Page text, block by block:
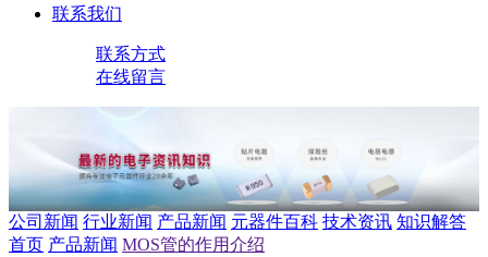
联系我们
联系方式
在线留言
公司新闻 行业新闻 产品新闻 元器件百科 技术资讯 知识解答
首页 产品新闻 MOS管的作用介绍